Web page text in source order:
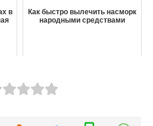
в
Как быстро вылечить насморк
народными средствами